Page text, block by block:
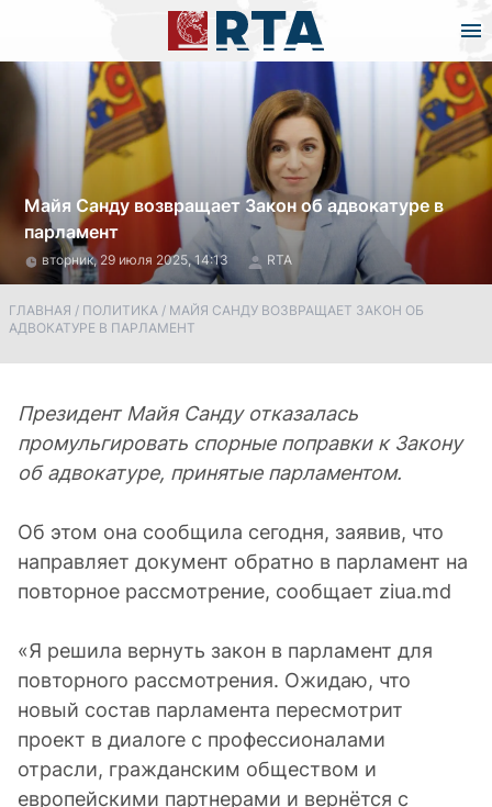
Майя Санду возвращает Закон об адвокатуре в
парламент
вторник, 29 июля 2025, 14:13 RTA
ГЛАВНАЯ / ПОЛИТИКА / МАЙЯ САНДУ ВОЗВРАЩАЕТ ЗАКОН ОБ
АДВОКАТУРЕ В ПАРЛАМЕНТ
Президент Майя Санду отказалась
промульгировать спорные поправки к Закону
об адвокатуре, принятые парламентом.
Об этом она сообщила сегодня, заявив, что
направляет документ обратно в парламент на
повторное рассмотрение, сообщает ziua.md
«Я решила вернуть закон в парламент для
повторного рассмотрения. Ожидаю, что
новый состав парламента пересмотрит
проект в диалоге с профессионалами
отрасли, гражданским обществом и
европейскими партнерами и вернётся с